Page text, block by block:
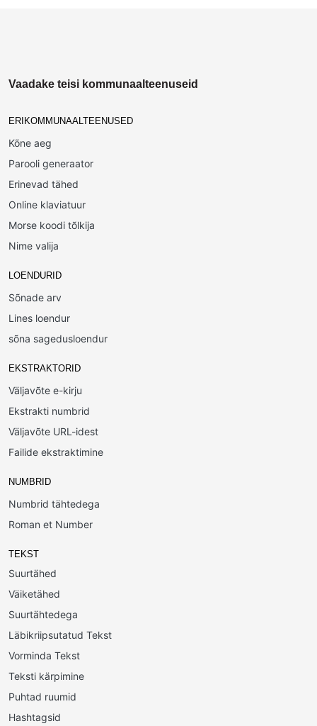
Vaadake teisi kommunaalteenuseid
ERIKOMMUNAALTEENUSED
Kõne aeg
Parooli generaator
Erinevad tähed
Online klaviatuur
Morse koodi tõlkija
Nime valija
LOENDURID
Sõnade arv
Lines loendur
sõna sagedusloendur
EKSTRAKTORID
Väljavõte e-kirju
Ekstrakti numbrid
Väljavõte URL-idest
Failide ekstraktimine
NUMBRID
Numbrid tähtedega
Roman et Number
TEKST
Suurtähed
Väiketähed
Suurtähtedega
Läbikriipsutatud Tekst
Vorminda Tekst
Teksti kärpimine
Puhtad ruumid
Hashtagsid